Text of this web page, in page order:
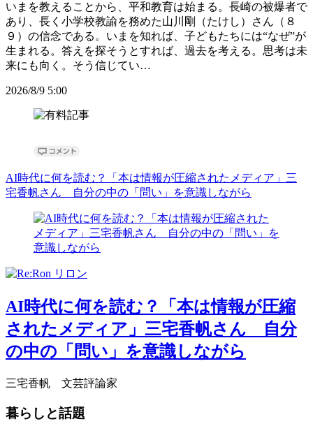
いまを教えることから、平和教育は始まる。長崎の被爆者で
あり、長く小学校教諭を務めた山川剛（たけし）さん（８
９）の信念である。いまを知れば、子どもたちには“なぜ”が
生まれる。答えを探そうとすれば、過去を考える。思考は未
来にも向く。そう信じてい…
2026/8/9 5:00
AI時代に何を読む？「本は情報が圧縮されたメディア」三
宅香帆さん 自分の中の「問い」を意識しながら
AI時代に何を読む？「本は情報が圧縮
されたメディア」三宅香帆さん 自分
の中の「問い」を意識しながら
三宅香帆 文芸評論家
暮らしと話題